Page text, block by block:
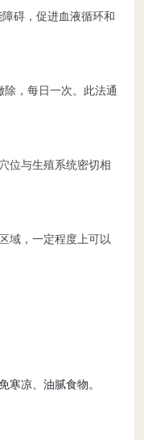
碍，促进血液循环和
，每日一次。此法通
位与生殖系统密切相
域，一定程度上可以
寒凉、油腻食物。